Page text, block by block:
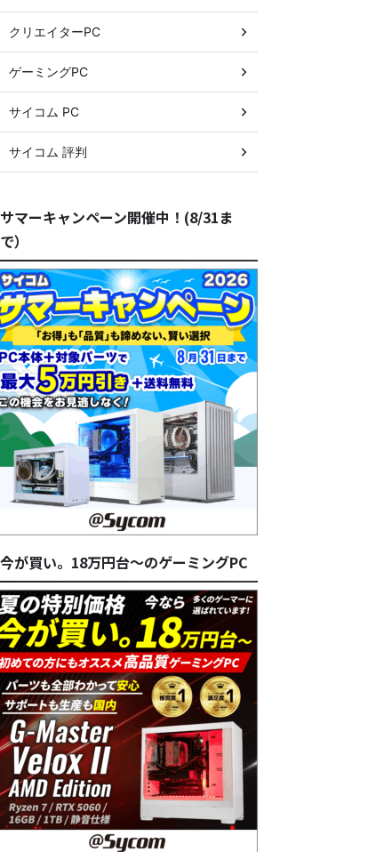
クリエイターPC
ゲーミングPC
サイコム PC
サイコム 評判
サマーキャンペーン開催中！(8/31ま
で）
今が買い。18万円台～のゲーミングPC